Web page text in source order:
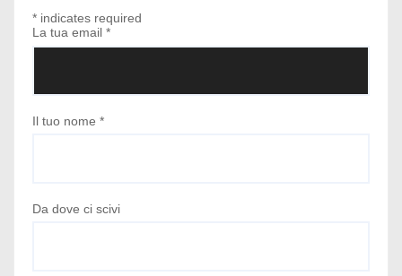
* indicates required
La tua email *
Il tuo nome *
Da dove ci scivi